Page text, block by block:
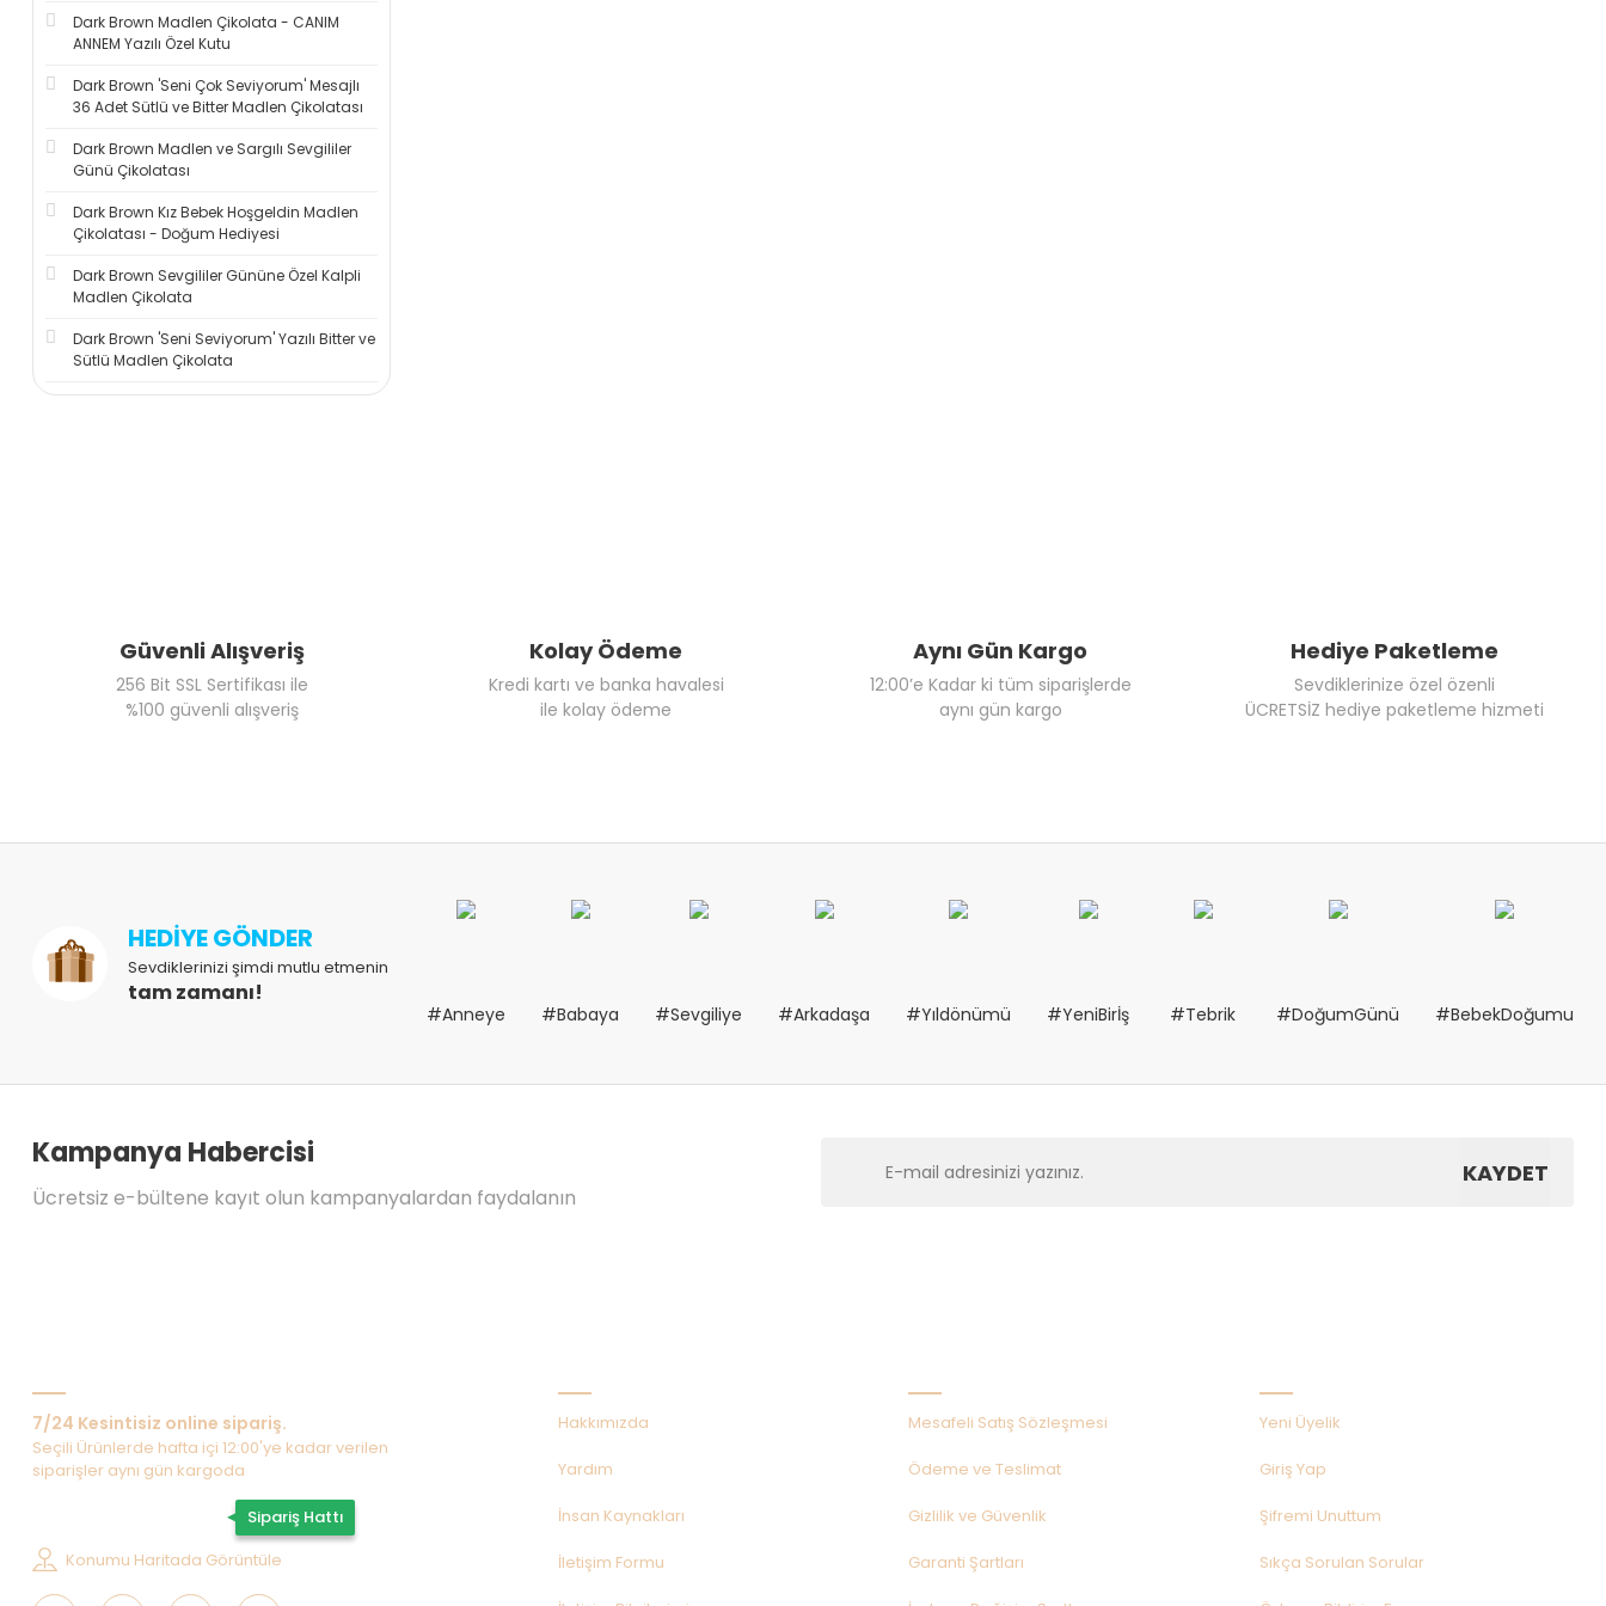
Dark Brown Madlen Çikolata - CANIM
ANNEM Yazılı Özel Kutu
Dark Brown 'Seni Çok Seviyorum' Mesajlı
36 Adet Sütlü ve Bitter Madlen Çikolatası
Dark Brown Madlen ve Sargılı Sevgililer
Günü Çikolatası
Dark Brown Kız Bebek Hoşgeldin Madlen
Çikolatası - Doğum Hediyesi
Dark Brown Sevgililer Gününe Özel Kalpli
Madlen Çikolata
Dark Brown 'Seni Seviyorum' Yazılı Bitter ve
Sütlü Madlen Çikolata
Güvenli Alışveriş
256 Bit SSL Sertifikası ile
%100 güvenli alışveriş
Kolay Ödeme
Kredi kartı ve banka havalesi
ile kolay ödeme
Aynı Gün Kargo
12:00’e Kadar ki tüm siparişlerde
aynı gün kargo
Hediye Paketleme
Sevdiklerinize özel özenli
ÜCRETSİZ hediye paketleme hizmeti
HEDİYE GÖNDER
Sevdiklerinizi şimdi mutlu etmenin
tam zamanı!
#Anneye #Babaya #Sevgiliye #Arkadaşa #Yıldönümü #YeniBirİş #Tebrik #DoğumGünü #BebekDoğumu
Kampanya Habercisi
Ücretsiz e-bültene kayıt olun kampanyalardan faydalanın
KAYDET
7/24 Kesintisiz online sipariş.
Seçili Ürünlerde hafta içi 12:00'ye kadar verilen
siparişler aynı gün kargoda
Sipariş Hattı
Konumu Haritada Görüntüle
Hakkımızda
Yardım
İnsan Kaynakları
İletişim Formu
Mesafeli Satış Sözleşmesi
Ödeme ve Teslimat
Gizlilik ve Güvenlik
Garanti Şartları
Yeni Üyelik
Giriş Yap
Şifremi Unuttum
Sıkça Sorulan Sorular